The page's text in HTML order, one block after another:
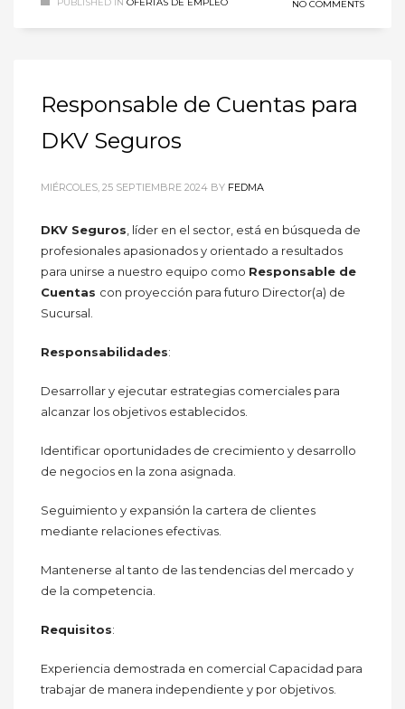
NO COMMENTS
Responsable de Cuentas para
DKV Seguros
MIÉRCOLES, 25 SEPTIEMBRE 2024 BY FEDMA
DKV Seguros , líder en el sector, está en búsqueda de
profesionales apasionados y orientado a resultados
para unirse a nuestro equipo como Responsable de
Cuentas con proyección para futuro Director(a) de
Sucursal.
Responsabilidades:
Desarrollar y ejecutar estrategias comerciales para
alcanzar los objetivos establecidos.
Identificar oportunidades de crecimiento y desarrollo
de negocios en la zona asignada.
Seguimiento y expansión la cartera de clientes
mediante relaciones efectivas.
Mantenerse al tanto de las tendencias del mercado y
de la competencia.
Requisitos:
Experiencia demostrada en comercial Capacidad para
trabajar de manera independiente y por objetivos.